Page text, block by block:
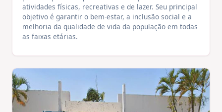
atividades físicas, recreativas e de lazer. Seu principal
objetivo é garantir o bem-estar, a inclusão social e a
melhoria da qualidade de vida da população em todas
as faixas etárias.